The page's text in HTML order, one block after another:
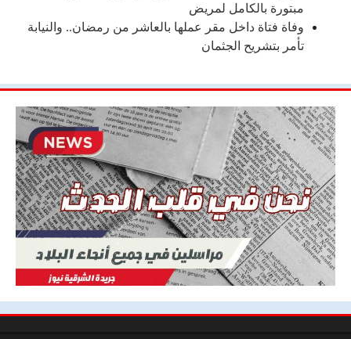
مبتورة بالكامل لمريض
وفاة فتاة داخل مقر عملها بالعاشر من رمضان.. والنيابة
تأمر بتشريح الجثمان